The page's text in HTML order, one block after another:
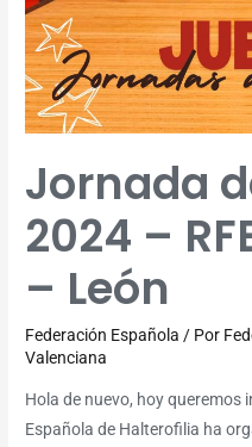
Jornada
2024 –
– León
Federación Española / Por
Valenciana
Hola de nuevo, hoy queremos
Española de Halterofilia ha